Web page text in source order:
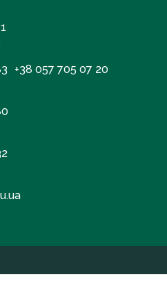
+38 057 705 07 20